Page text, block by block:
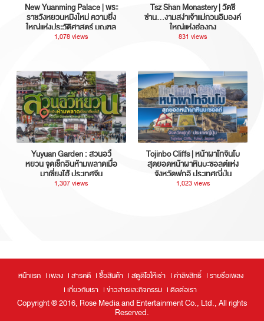
New Yuanming Palace | พระ
ราชวังหยวนหมิงใหม่ ความยิ่ง
ใหญ่แห่งประวัติศาสตร์ มณฑล
กวางตุ้ง ประเทศจีน
1,078 views
Tsz Shan Monastery | วัดซี
ซ่าน…งามสง่าเจ้าแม่กวนอิมองค์
ใหญ่แห่งฮ่องกง
831 views
Yuyuan Garden : สวนอวี้
หยวน จุดเช็กอินห้ามพลาดเมื่อ
มาเซี่ยงไฮ้ ประเทศจีน
1,307 views
Tojinbo Cliffs | หน้าผาโทจินโบ
สุดยอดหน้าผาหินบะซอลต์แห่ง
จังหวัดฟุกุอิ ประเทศญี่ปุ่น
1,023 views
หน้าแรก เพลง สารคดี ซื้อสินค้า สตูดิโอให้เช่า ค่าลิขสิทธิ์
รายชื่อเพลง
เกี่ยวกับเรา
ข่าวสารและกิจกรรม ติดต่อเรา
Copyright ® 2016, Rose Media and Entertainment Co., Ltd., All rights
Reserved.